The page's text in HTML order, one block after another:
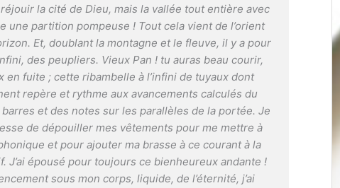
la cité de Dieu, mais la vallée tout entière avec
une partition pompeuse ! Tout cela vient de l’orient
Et, doublant la montagne et le fleuve, il y a pour
des peupliers. Vieux Pan ! tu auras beau courir,
en fuite ; cette ribambelle à l’infini de tuyaux dont
repère et rythme aux avancements calculés du
et des notes sur les parallèles de la portée. Je
de dépouiller mes vêtements pour me mettre à
et pour ajouter ma brasse à ce courant à la
épousé pour toujours ce bienheureux andante !
sous mon corps, liquide, de l’éternité, j’ai